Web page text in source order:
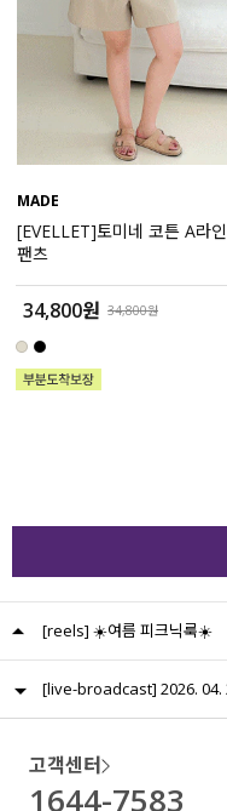
MADE
[EVELLET]토미네 코튼 A라
팬츠
34,800원 34,800원
[reels] ☀️여름 피크닉룩☀️
[live-broadcast] 2026. 04.
고객센터
1644-7583